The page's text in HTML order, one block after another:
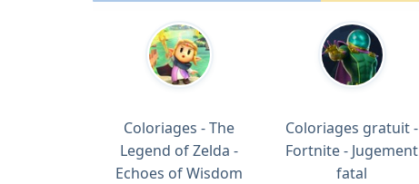
Coloriages - The
Legend of Zelda -
Echoes of Wisdom
Coloriages gratuit -
Fortnite - Jugement
fatal